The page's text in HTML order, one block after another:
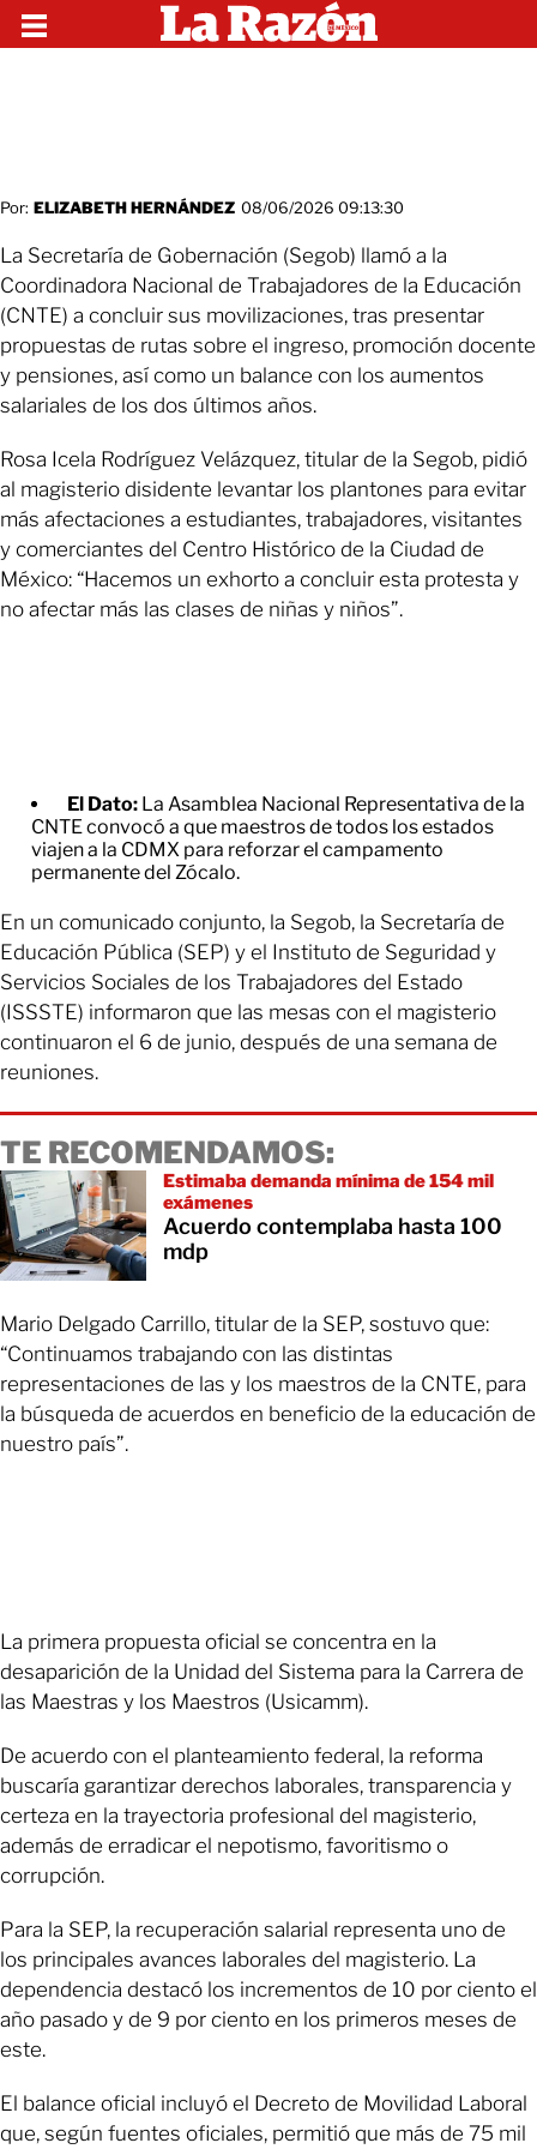
Por: ELIZABETH HERNÁNDEZ 08/06/2026 09:13:30
La Secretaría de Gobernación (Segob) llamó a la
Coordinadora Nacional de Trabajadores de la Educación
(CNTE) a concluir sus movilizaciones, tras presentar
propuestas de rutas sobre el ingreso, promoción docente
y pensiones, así como un balance con los aumentos
salariales de los dos últimos años.
Rosa Icela Rodríguez Velázquez, titular de la Segob, pidió
al magisterio disidente levantar los plantones para evitar
más afectaciones a estudiantes, trabajadores, visitantes
y comerciantes del Centro Histórico de la Ciudad de
México: “Hacemos un exhorto a concluir esta protesta y
no afectar más las clases de niñas y niños”.
El Dato: La Asamblea Nacional Representativa de la
CNTE convocó a que maestros de todos los estados
viajen a la CDMX para reforzar el campamento
permanente del Zócalo.
En un comunicado conjunto, la Segob, la Secretaría de
Educación Pública (SEP) y el Instituto de Seguridad y
Servicios Sociales de los Trabajadores del Estado
(ISSSTE) informaron que las mesas con el magisterio
continuaron el 6 de junio, después de una semana de
reuniones.
TE RECOMENDAMOS:
Estimaba demanda mínima de 154 mil
exámenes
Acuerdo contemplaba hasta 100
mdp
Mario Delgado Carrillo, titular de la SEP, sostuvo que:
“Continuamos trabajando con las distintas
representaciones de las y los maestros de la CNTE, para
la búsqueda de acuerdos en beneficio de la educación de
nuestro país”.
La primera propuesta oficial se concentra en la
desaparición de la Unidad del Sistema para la Carrera de
las Maestras y los Maestros (Usicamm).
De acuerdo con el planteamiento federal, la reforma
buscaría garantizar derechos laborales, transparencia y
certeza en la trayectoria profesional del magisterio,
además de erradicar el nepotismo, favoritismo o
corrupción.
Para la SEP, la recuperación salarial representa uno de
los principales avances laborales del magisterio. La
dependencia destacó los incrementos de 10 por ciento el
año pasado y de 9 por ciento en los primeros meses de
este.
El balance oficial incluyó el Decreto de Movilidad Laboral
que, según fuentes oficiales, permitió que más de 75 mil